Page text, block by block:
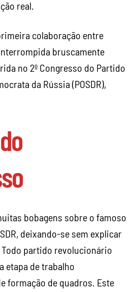
real.
colaboração entre
bruscamente
no 2º Congresso do Partido
da Rússia (POSDR),
bobagens sobre o famoso
deixando-se sem explicar
partido revolucionário
etapa de trabalho
formação de quadros. Este